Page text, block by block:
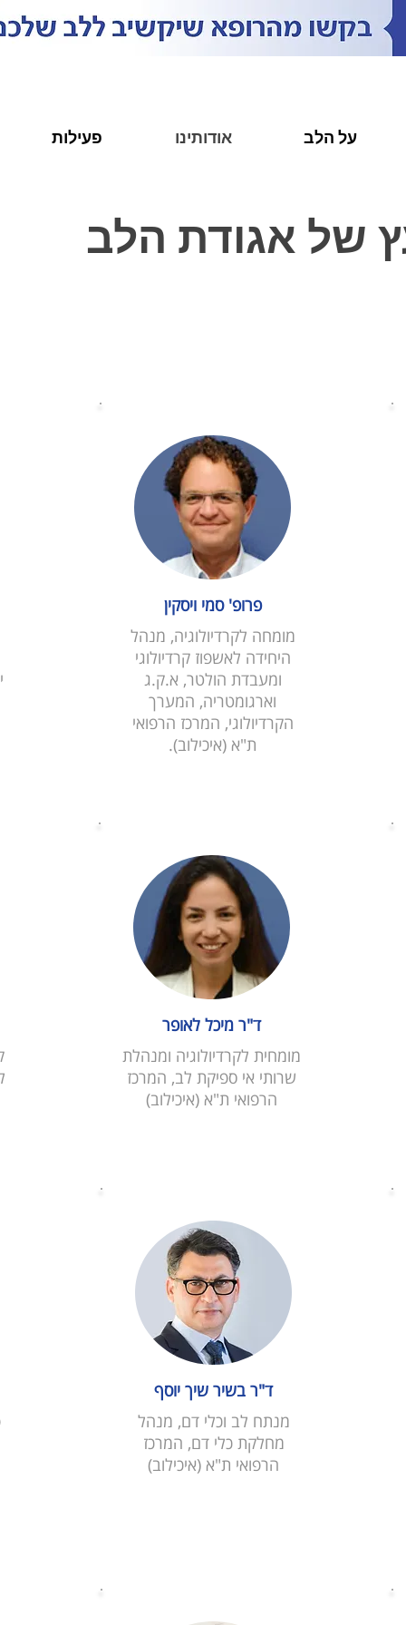
על הלב אודותינו פעילות
של אגודת הלב
פרופ' סמי ויסקין
מומחה לקרדיולוגיה, מנהל
היחידה לאשפוז קרדיולוגי
ומעבדת הולטר, א.ק.ג
וארגומטריה, המערך
הקרדיולוגי, המרכז הרפואי
ת"א (איכילוב).
ד"ר מיכל לאופר
מומחית לקרדיולוגיה ומנהלת
שרותי אי ספיקת לב, המרכז
הרפואי ת"א (איכילוב)
ד"ר בשיר שיך יוסף
מנתח לב וכלי דם, מנהל
מחלקת כלי דם, המרכז
הרפואי ת"א (איכילוב)